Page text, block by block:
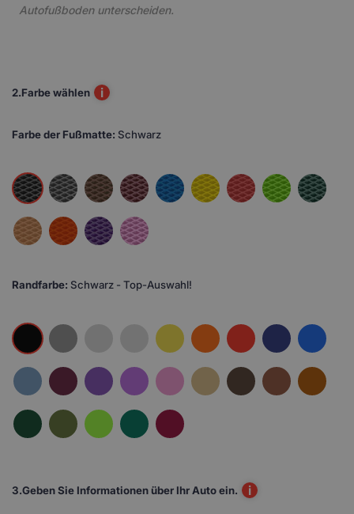
Autofußboden unterscheiden.
2.Farbe wählen i
Farbe der Fußmatte: Schwarz
Randfarbe: Schwarz - Top-Auswahl!
3.Geben Sie Informationen über Ihr Auto ein. i